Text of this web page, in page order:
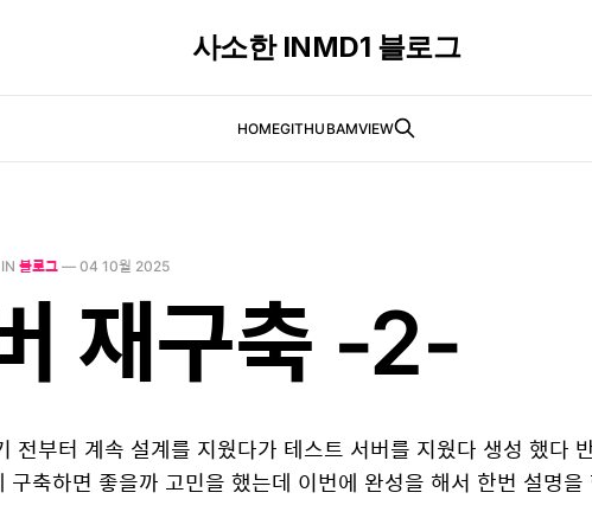
사소한 INMD1 블로그
HOMEGITHUBAMVIEW
IN 블로그 — 04 10월 2025
재구축 -2-
전부터 계속 설계를 지웠다가 테스트 서버를 지웠다 생성 했다
구축하면 좋을까 고민을 했는데 이번에 완성을 해서 한번 설명을